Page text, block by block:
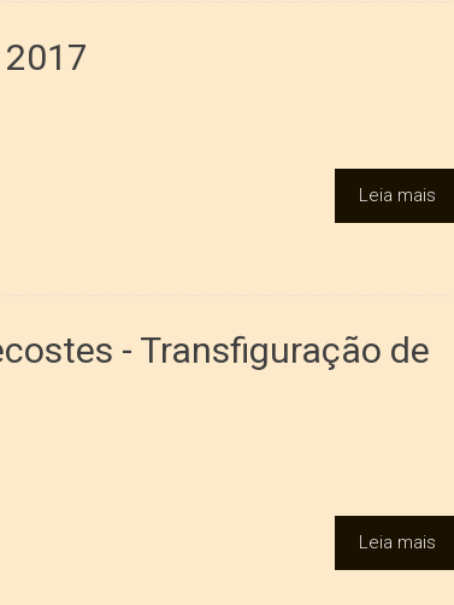
Leia mais
- Transfiguração de
Leia mais